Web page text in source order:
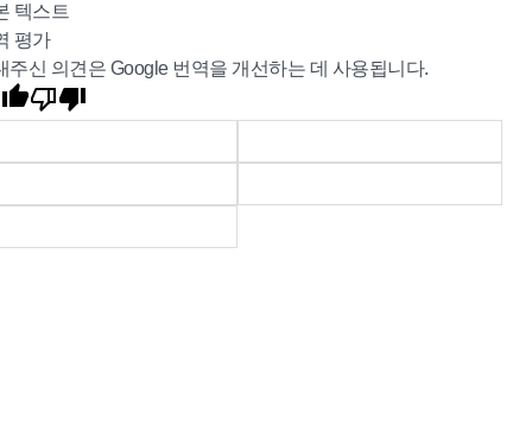
텍스트
평가
주신 의견은 Google 번역을 개선하는 데 사용됩니다.